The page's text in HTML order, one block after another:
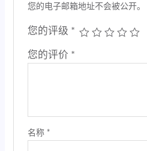
您的电子邮箱地址不会被公开。
您的评级 *
您的评价 *
名称 *